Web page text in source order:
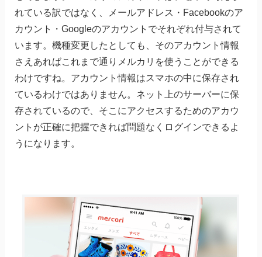
れている訳ではなく、メールアドレス・Facebookのア
カウント・Googleのアカウントでそれぞれ付与されて
います。機種変更したとしても、そのアカウント情報
さえあればこれまで通りメルカリを使うことができる
わけですね。アカウント情報はスマホの中に保存され
ているわけではありません。ネット上のサーバーに保
存されているので、そこにアクセスするためのアカウ
ントが正確に把握できれば問題なくログインできるよ
うになります。